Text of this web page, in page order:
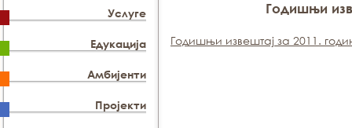
Услуге
Едукација
Амбијенти
Пројекти
Годишњи
Годишњи извештај за 2011.